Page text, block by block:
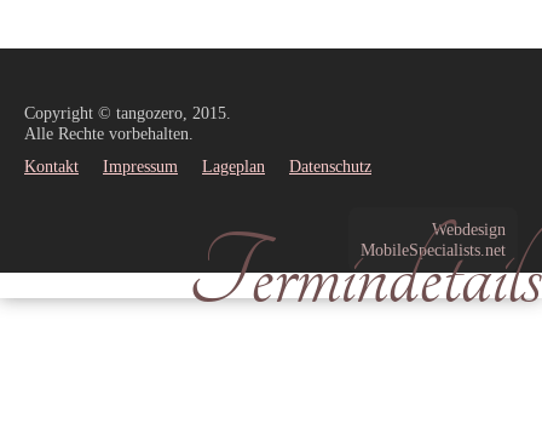
Termindetails
Copyright © tangozero, 2015.
Alle Rechte vorbehalten.
Kontakt
Impressum Lageplan Datenschutz
Webdesign
MobileSpecialists.net